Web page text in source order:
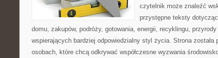
czytelnik może znaleźć
przystępne teksty
domu, zakupów, podróży, gotowania, energii, recyklingu,
wspierających bardziej odpowiedzialny styl życia. Strona została
osobach, które chcą odkrywać współczesne wyzwania